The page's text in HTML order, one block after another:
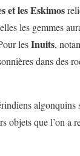
et les Eskimos
les gemmes
lesInuits,
dans des
algonquins
objets que l’on a